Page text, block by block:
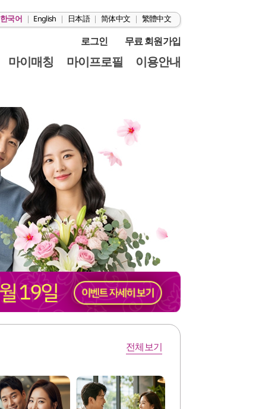
한국어 | English | 日本語 | 简体中文 | 繁體中文
로그인 무료 회원가입
마이매칭 마이프로필 이용안내
전체보기